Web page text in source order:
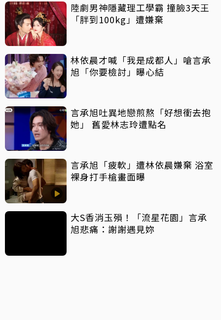
陸劇男神隱藏理工學霸 撞臉3天王
「胖到100kg」遭嫌棄
林依晨才喊「我是成都人」嗆言承
旭「你要檢討」曝心結
言承旭吐異地戀煎熬「好想衝去抱
她」 舊愛林志玲遭點名
言承旭「疲軟」遭林依晨嫌棄 浴室
裸身打手槍畫面曝
大S香消玉殞！「流星花園」言承
旭悲痛：謝謝遇見妳